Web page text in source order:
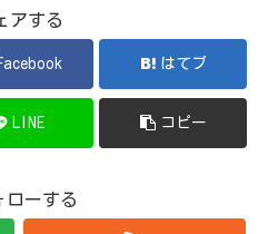
アする
はてブ
LINE コピー
ローする